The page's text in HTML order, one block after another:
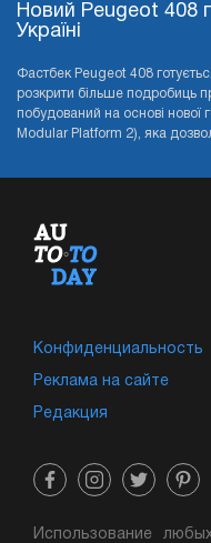
Новий Peugeot 408
Україні
Фастбек Peugeot 408
розкрити більше подробиць
побудований на основі нової
Modular Platform 2), яка
Конфиденциальность
Реклама на сайте
Редакция
Использование